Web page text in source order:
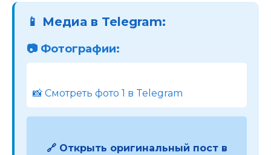
📱 Медиа в Telegram:
📷 Фотографии:
📸 Смотреть фото 1 в Telegram
🔗 Открыть оригинальный пост в